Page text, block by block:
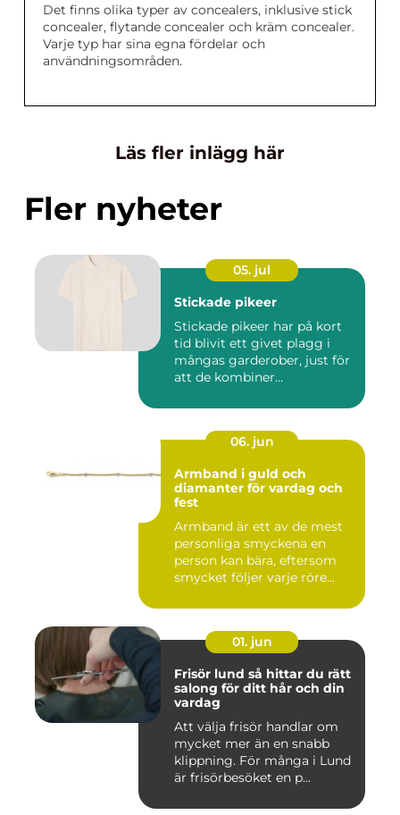
Det finns olika typer av concealers, inklusive stick
concealer, flytande concealer och kräm concealer.
Varje typ har sina egna fördelar och
användningsområden.
Läs fler inlägg här
Fler nyheter
05. jul
Stickade pikeer
Stickade pikeer har på kort
tid blivit ett givet plagg i
mångas garderober, just för
att de kombiner...
06. jun
Armband i guld och
diamanter för vardag och
fest
Armband är ett av de mest
personliga smyckena en
person kan bära, eftersom
smycket följer varje röre...
01. jun
Frisör lund så hittar du rätt
salong för ditt hår och din
vardag
Att välja frisör handlar om
mycket mer än en snabb
klippning. För många i Lund
är frisörbesöket en p...